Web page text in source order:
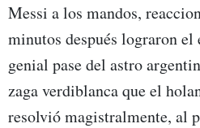
Messi a los mandos,
minutos después lograron el
genial pase del astro
zaga verdiblanca que el
resolvió magistralmente, al